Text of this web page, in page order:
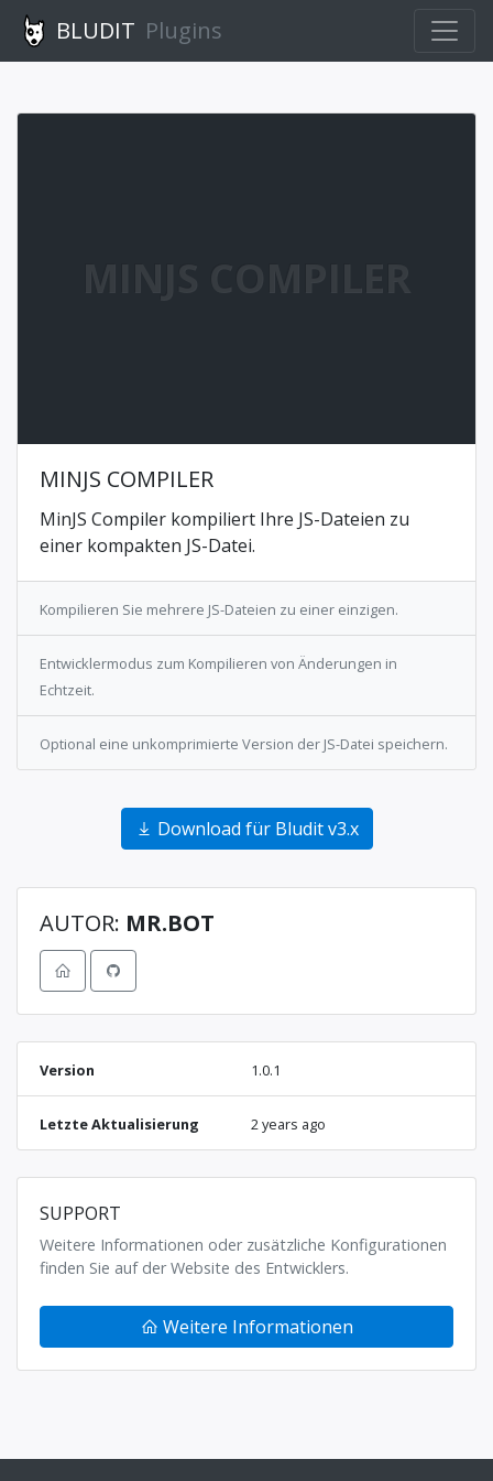
BLUDIT Plugins
MINJS COMPILER
MINJS COMPILER
MinJS Compiler kompiliert Ihre JS-Dateien zu
einer kompakten JS-Datei.
Kompilieren Sie mehrere JS-Dateien zu einer einzigen.
Entwicklermodus zum Kompilieren von Änderungen in
Echtzeit.
Optional eine unkomprimierte Version der JS-Datei speichern.
Download für Bludit v3.x
AUTOR: MR.BOT
Version 1.0.1
Letzte Aktualisierung 2 years ago
SUPPORT
Weitere Informationen oder zusätzliche Konfigurationen
finden Sie auf der Website des Entwicklers.
Weitere Informationen